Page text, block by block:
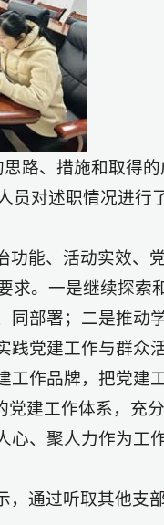
路、措施和取得
员对述职情况进行
功能、活动实效、
求。一是继续探索
同部署；二是推动
党建工作与群众活
工作品牌，把党建
党建工作体系，充
、聚人力作为工作
，通过听取其他支